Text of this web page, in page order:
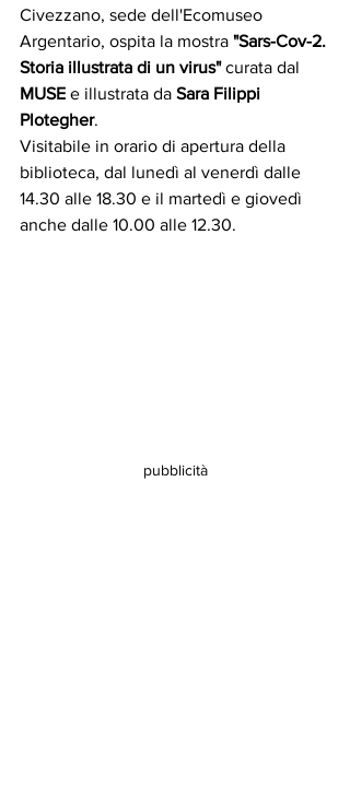
Civezzano, sede dell'Ecomuseo
Argentario, ospita la mostra "Sars-Cov-2.
Storia illustrata di un virus" curata dal
MUSE e illustrata da Sara Filippi
Plotegher.
Visitabile in orario di apertura della
biblioteca, dal lunedì al venerdì dalle
14.30 alle 18.30 e il martedì e giovedì
anche dalle 10.00 alle 12.30.
pubblicità